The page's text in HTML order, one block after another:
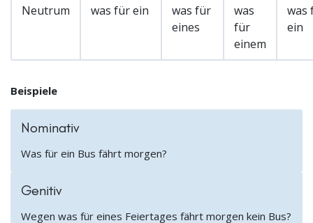
Neutrum was für ein
was für
eines
was
für
einem
was
ein
Beispiele
Nominativ
Was für ein Bus fährt morgen?
Genitiv
Wegen was für eines Feiertages fährt morgen kein Bus?